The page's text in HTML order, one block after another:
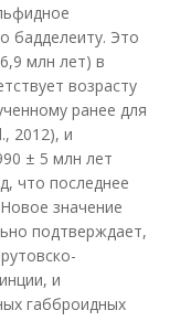
бадделеиту. Это
млн лет) в
возрасту
ранее для
2012), и
± 5 млн лет
что последнее
значение
подтверждает,
и
габброидных